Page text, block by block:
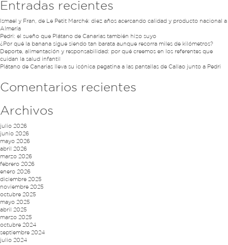
Entradas recientes
Ismael y Fran, de Le Petit Marché: diez años acercando calidad y producto nacional a
Almería
Pedri: el sueño que Plátano de Canarias también hizo suyo
¿Por qué la banana sigue siendo tan barata aunque recorra miles de kilómetros?
Deporte, alimentación y responsabilidad: por qué creemos en los referentes que
cuidan la salud infantil
Plátano de Canarias lleva su icónica pegatina a las pantallas de Callao junto a Pedri
Comentarios recientes
Archivos
julio 2026
junio 2026
mayo 2026
abril 2026
marzo 2026
febrero 2026
enero 2026
diciembre 2025
noviembre 2025
octubre 2025
mayo 2025
abril 2025
marzo 2025
octubre 2024
septiembre 2024
julio 2024